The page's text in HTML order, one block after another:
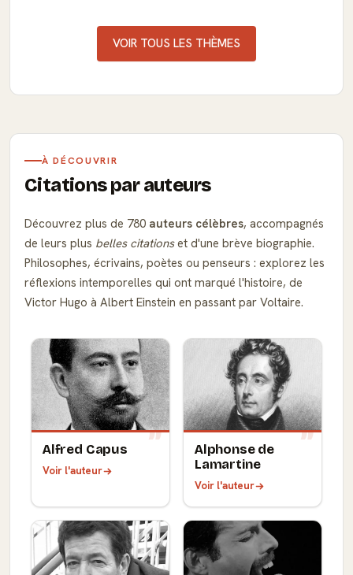
VOIR TOUS LES THÈMES
À DÉCOUVRIR
Citations par auteurs
Découvrez plus de 780 auteurs célèbres, accompagnés
de leurs plus belles citationset d'une brève biographie.
Philosophes, écrivains, poètes ou penseurs : explorez les
réflexions intemporelles qui ont marqué l'histoire, de
Victor Hugo à Albert Einstein en passant par Voltaire.
Alfred Capus
Voir l'auteur
Alphonse de
Lamartine
Voir l'auteur